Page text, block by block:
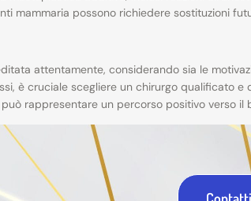
mammaria possono richiedere sostituzioni
attentamente, considerando sia le
è cruciale scegliere un chirurgo qualificato
rappresentare un percorso positivo verso il